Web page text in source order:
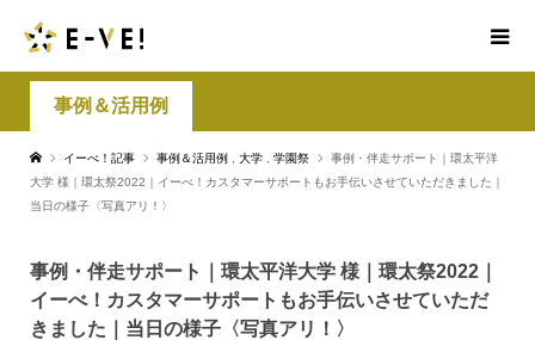
事例＆活用例
イーべ！記事 事例＆活用例 大学 学園祭
事例・伴走サポート｜環太平洋
大学 様｜環太祭2022｜イーべ！カスタマーサポートもお手伝いさせていただきました｜
当日の様子〈写真アリ！〉
事例・伴走サポート｜環太平洋大学 様｜環太祭2022｜
イーべ！カスタマーサポートもお手伝いさせていただ
きました｜当日の様子〈写真アリ！〉